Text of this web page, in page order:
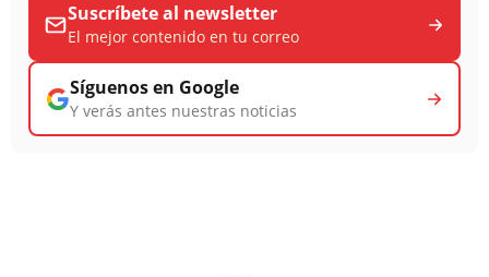
Suscríbete al newsletter
El mejor contenido en tu correo
Síguenos en Google
Y verás antes nuestras noticias